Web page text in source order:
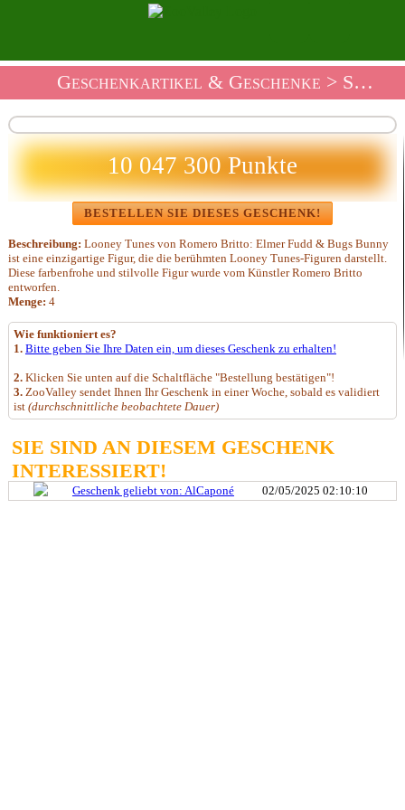
Geschenkartikel & Geschenke > Souvenirladen Spielzeug Und Figuren
10 047 300 Punkte
BESTELLEN SIE DIESES GESCHENK!
Beschreibung: Looney Tunes von Romero Britto: Elmer Fudd & Bugs Bunny
ist eine einzigartige Figur, die die berühmten Looney Tunes-Figuren darstellt.
Diese farbenfrohe und stilvolle Figur wurde vom Künstler Romero Britto
entworfen.
Menge: 4
Wie funktioniert es?
1. Bitte geben Sie Ihre Daten ein, um dieses Geschenk zu erhalten!
2.Klicken Sie unten auf die Schaltfläche "Bestellung bestätigen"!
3.ZooValley sendet Ihnen Ihr Geschenk in einer Woche, sobald es validiert
ist(durchschnittliche beobachtete Dauer)
SIE SIND AN DIESEM GESCHENK
INTERESSIERT!
Geschenk geliebt von: AlCaponé 02/05/2025 02:10:10